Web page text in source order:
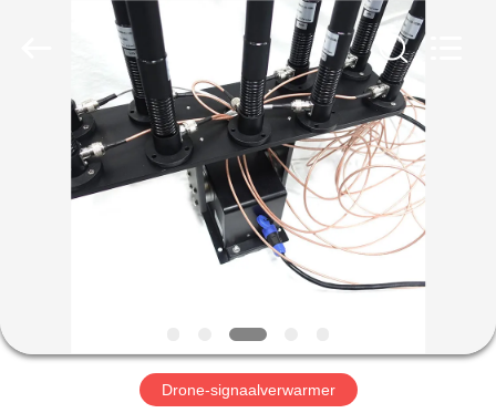
HUIS
PRODUCTEN
FABRIEKSREIS
Drone-signaalverwarmer